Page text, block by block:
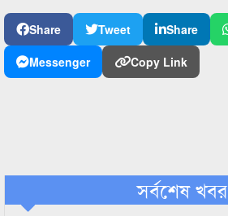
Share Tweet Share
Messenger
Copy Link
সর্বশেষ খবর